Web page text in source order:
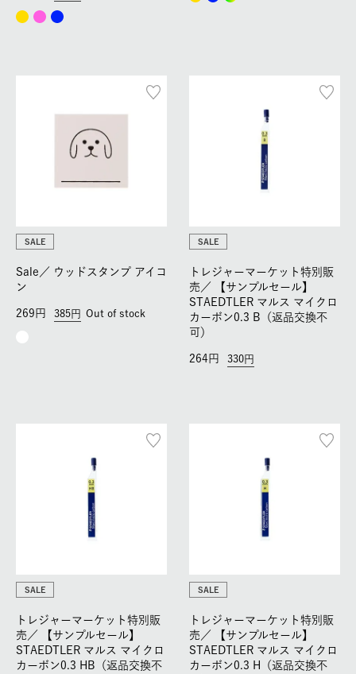
SALE
Sale／ ウッドスタンプ アイコ
ン
385
269 Out of stock
SALE
トレジャーマーケット特別販
売／
【サンプルセール】
STAEDTLER マルス マイクロ
カーボン0.3 B（返品交換不
可）
330
264
SALE
トレジャーマーケット特別販
売／
【サンプルセール】
STAEDTLER マルス マイクロ
カーボン0.3 HB（返品交換不
SALE
トレジャーマーケット特別販
売／
【サンプルセール】
STAEDTLER マルス マイクロ
カーボン0.3 H（返品交換不